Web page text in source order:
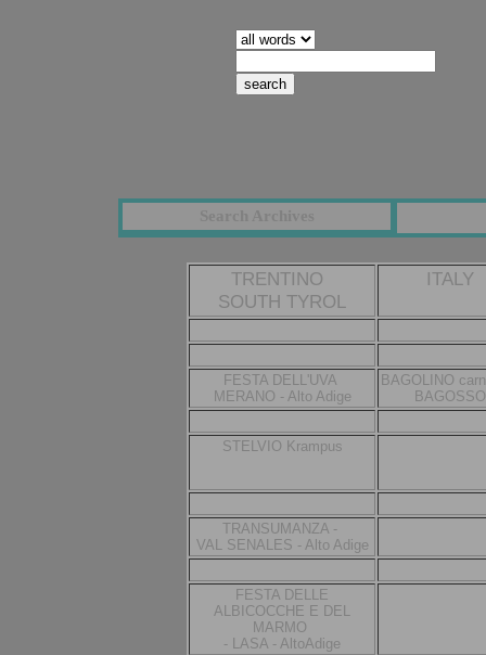
TRENTINO
SOUTH TYROL
ITALY
FESTA DELL'UVA
MERANO - Alto Adige
BAGOLINO
BAGOSSO
STELVIO Krampus
TRANSUMANZA -
VAL SENALES - Alto Adige
FESTA DELLE
ALBICOCCHE E DEL
MARMO
- LASA - AltoAdige